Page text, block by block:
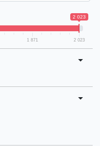
2 023
1 871 2 023